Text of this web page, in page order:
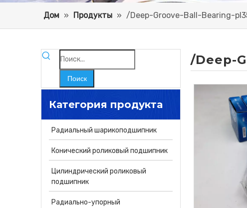
Дом » Продукты » /Deep-Groove-Ball-Bearing-
Поиск
Категория продукта
Радиальный шарикоподшипник
Конический роликовый подшипник
Цилиндрический роликовый
подшипник
Радиально-упорный
/Deep-